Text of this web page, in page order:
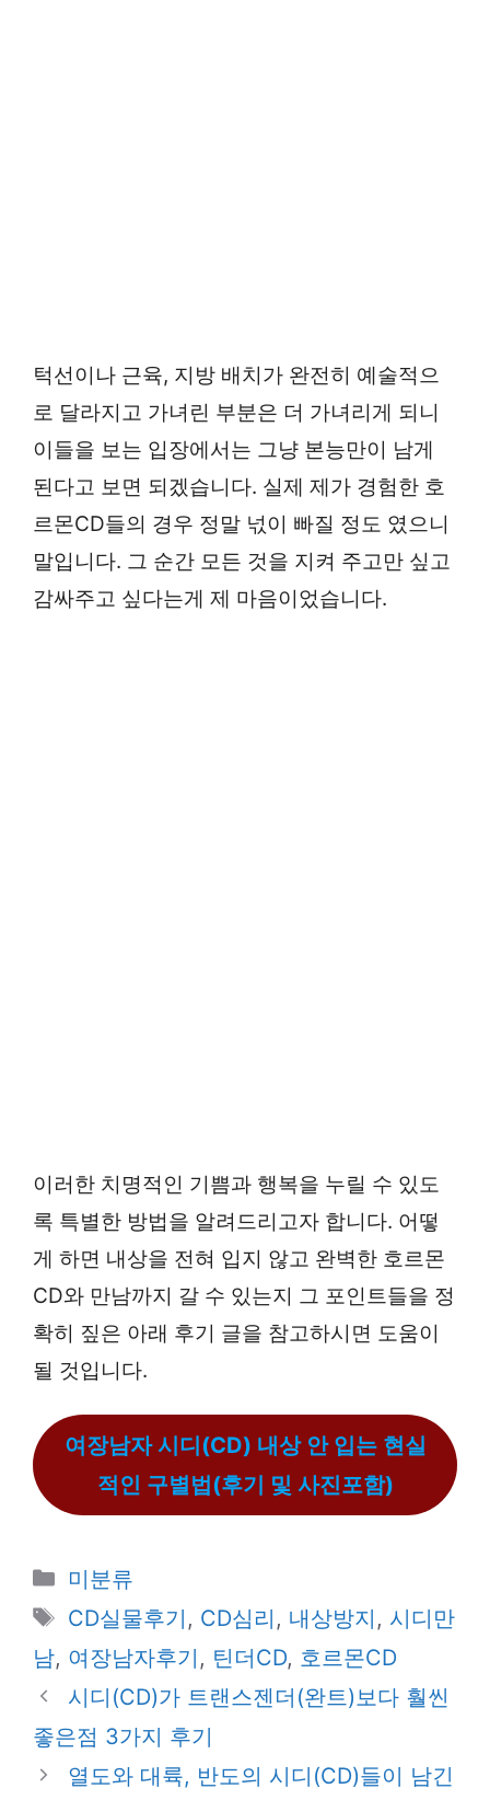
턱선이나 근육, 지방 배치가 완전히 예술적으
로 달라지고 가녀린 부분은 더 가녀리게 되니
이들을 보는 입장에서는 그냥 본능만이 남게
된다고 보면 되겠습니다. 실제 제가 경험한 호
르몬CD들의 경우 정말 넋이 빠질 정도 였으니
말입니다. 그 순간 모든 것을 지켜 주고만 싶고
감싸주고 싶다는게 제 마음이었습니다.
이러한 치명적인 기쁨과 행복을 누릴 수 있도
록 특별한 방법을 알려드리고자 합니다. 어떻
게 하면 내상을 전혀 입지 않고 완벽한 호르몬
CD와 만남까지 갈 수 있는지 그 포인트들을 정
확히 짚은 아래 후기 글을 참고하시면 도움이
될 것입니다.
여장남자 시디(CD) 내상 안 입는 현실
적인 구별법(후기 및 사진포함)
카
테
리
미분류
태
그
CD실물후기 , CD심리 , 내상방지 , 시디만
남, 여장남자후기 , 틴더CD, 호르몬CD
시디(CD)가 트랜스젠더(완트)보다 훨씬
좋은점 3가지 후기
열도와 대륙, 반도의 시디(CD)들이 남긴